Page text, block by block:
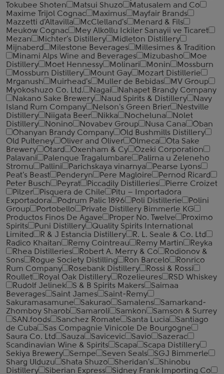
Tokubee Shoten
Matsui Shuzo
Matusalem and Co
Maxime Trijol Cognac
Maximus
Mayfair Brands
Mazzetti d'Altavilla
McClelland's
Menard & Fils
Meukow Cognac
Mey Alkollu Ickiler Sanayii ve Ticaret
Mezan
Michter's Distillery
Midleton Distillery
Mijnaberd
Milestone Beverages
Millesimes & Tradition
Minami Alps Wine and Beverages
Mizubasho
Moe
Distillery
Moet Hennessy Molinari Monin
Mossburn
Mossburn Distillery
Mount Gay
Mozart Distillerie
Mrganush
Muirhead's Muller de Bebidas
MV Group
Myokoshuzo Co. Ltd.
Nagai
Nahapet Brandy Company
Nakano Sake Brewery
Naud Spirits & Distillery
Navy
Island Rum Company
Nelson's Green Brier
Nestville
Distillery
Niigata Beer Nikka Nocheluna
Nolet
Distillery
Nonino Novabev Group Nusa Cana
Oban
Ohanyan Brandy Company
Old Bushmills Distillery
Old Pulteney
Oliver and Oliver Olmeca
Ota Sake
Brewery
Otard Oxenham & Cy
Ozeki Corporation
Palavani
Palenque Tragalumbare
Palirna u Zeleneho
Stromu
Pallini Parichskaya vinarnya
Pearse Lyons
Peat's Beast
Penderyn Pere Magloire
Pernod Ricard
Peter Busch
Peyrat Piccadily Distilleries
Pierre Croizet
Pilzer
Pisquera de Chile
Pitu – Importadora
Exportadora
Podrum Palic 1896 Poli Distillerie
Polini
Group
Portobello
Private Distillery Bimmerle KG
Productos Finos De Agave
Proper No. Twelve
Proximo
Spirits
Puni Distillery
Quality Spirits International
Limited
R & J Estancia Distillery
R. L. Seale & Co. Ltd
Radico Khaitan
Remy Cointreau Remy Martin
Reyka
Rhea Distilleries
Robert A. Merry & Co
Rodionov &
Sons
Rogue Society Distilling Ron Barcelo
Ronrico
Rum Company
Rosebank Distillery
Rossi & Rossi
Roullet
Royal Oak Distillery Rozelieures
RSD Whiskey
Rudolf Jelinek
S & B Spirits Makers
Saimaa
Beverages
Saint James
Saint-Remy
Sakuramasamune
Sakurao Samalens
Samarkand-
Zhomboy Sharob
Samaroli Samkon
Samson & Surrey
SAN.foods
Sanchez Romate Santa Lucia
Santiago
de Cuba
Sas Compagnie Vinicole De Bourgogne
Saura Co. Ltd
Sauza Savicevic Savio
Sazerac
Scandinavian Wine & Spirits
Scapa
Scapa Distillery
Sekiya Brewery
Sempe Seven Seals
SGJ Bimmerle
Sharg Ulduzu
Shata Shuzo Sheridan's
Shinobu
Distillery
Siberian Express
Sidney Frank Importing Co